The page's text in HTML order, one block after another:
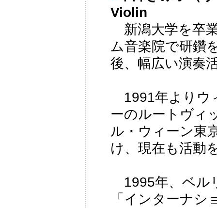
Violin
新潟大学を卒
ム音楽院で研鑽
後、幅広い演奏
1991年よりウ
ーのルートヴィ
ル・ウィーン東
け、現在も活動
1995年、ベル
「インターナ